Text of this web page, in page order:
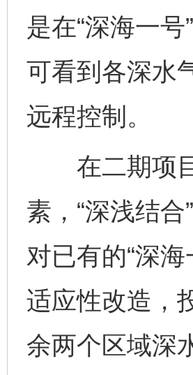
是在“深海一
可看到各深水
远程控制。
在二期项目
素，“深浅结
对已有的“深
适应性改造，
余两个区域深